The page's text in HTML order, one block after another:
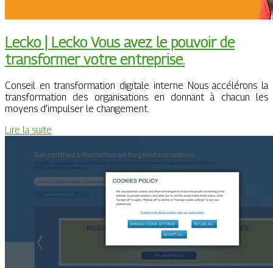
Lecko | Lecko Vous avez le pouvoir de
transformer votre entreprise.
Conseil en transformation digitale interne Nous accélérons la
transformation des organisations en donnant à chacun les
moyens d’impulser le changement.
Lire la suite